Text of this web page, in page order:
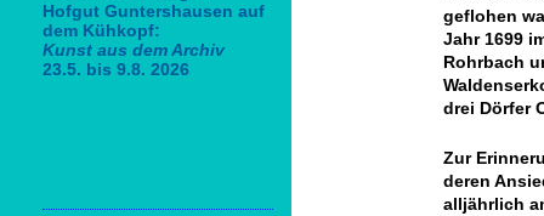
geflohen
Jahr 1699
Rohrbach
drei Dörfer
Zur
deren
alljährlich
Hofgut Guntershausen auf
dem Kühkopf:
Kunst aus dem Archiv
23.5. bis 9.8. 2026